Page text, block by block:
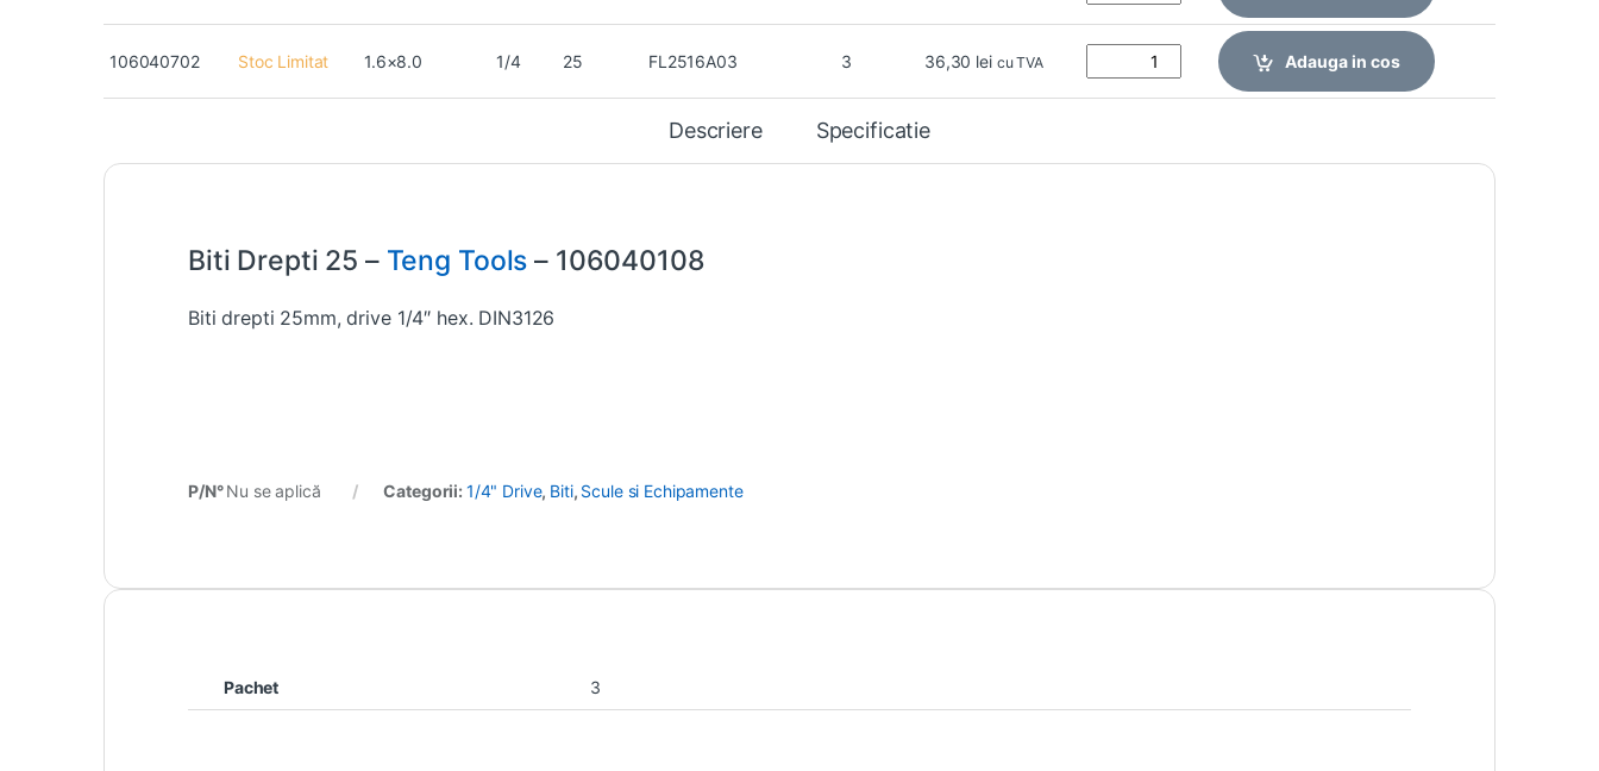
106040702 Stoc Limitat 1.6×8.0 1/4 25 FL2516A03 3 36,30 lei cu TVA Adauga in cos
Descriere Specificatie
Biti Drepti 25 – Teng Tools – 106040108
Biti drepti 25mm, drive 1/4″ hex. DIN3126
P/N°Nu se aplică Categorii: 1/4" Drive, Biti, Scule si Echipamente
Pachet 3